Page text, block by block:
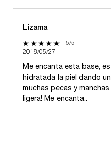
Lizama
5 de 5 estrellas.5/5
2018/05/27
Me encanta esta base,
hidratada la piel dando
muchas pecas y
ligera! Me encanta..